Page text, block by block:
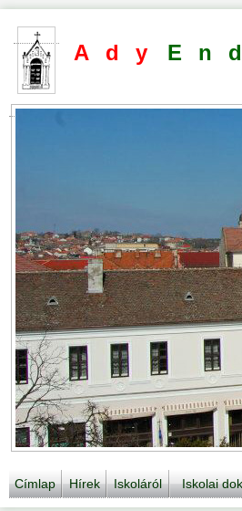
Ady
Címlap Hírek Iskoláról Iskolai